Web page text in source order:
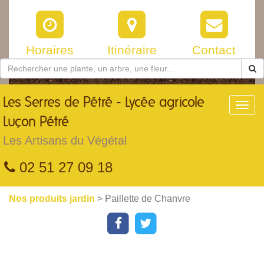
Horaires Itinéraire Contact
Les Serres de Pétré - Lycée agricole
Luçon Pétré
Les Artisans du Végétal
02 51 27 09 18
Nos produits jardin > Paillette de Chanvre